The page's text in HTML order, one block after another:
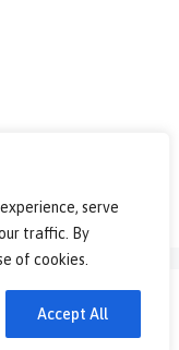
serve
traffic. By
of cookies.
Accept All